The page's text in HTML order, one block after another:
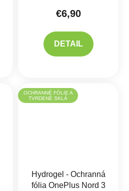
€6,90
DETAIL
OCHRANNÉ FÓLIE A
TVRDENÉ SKLÁ
Hydrogel - Ochranná
fólia OnePlus Nord 3